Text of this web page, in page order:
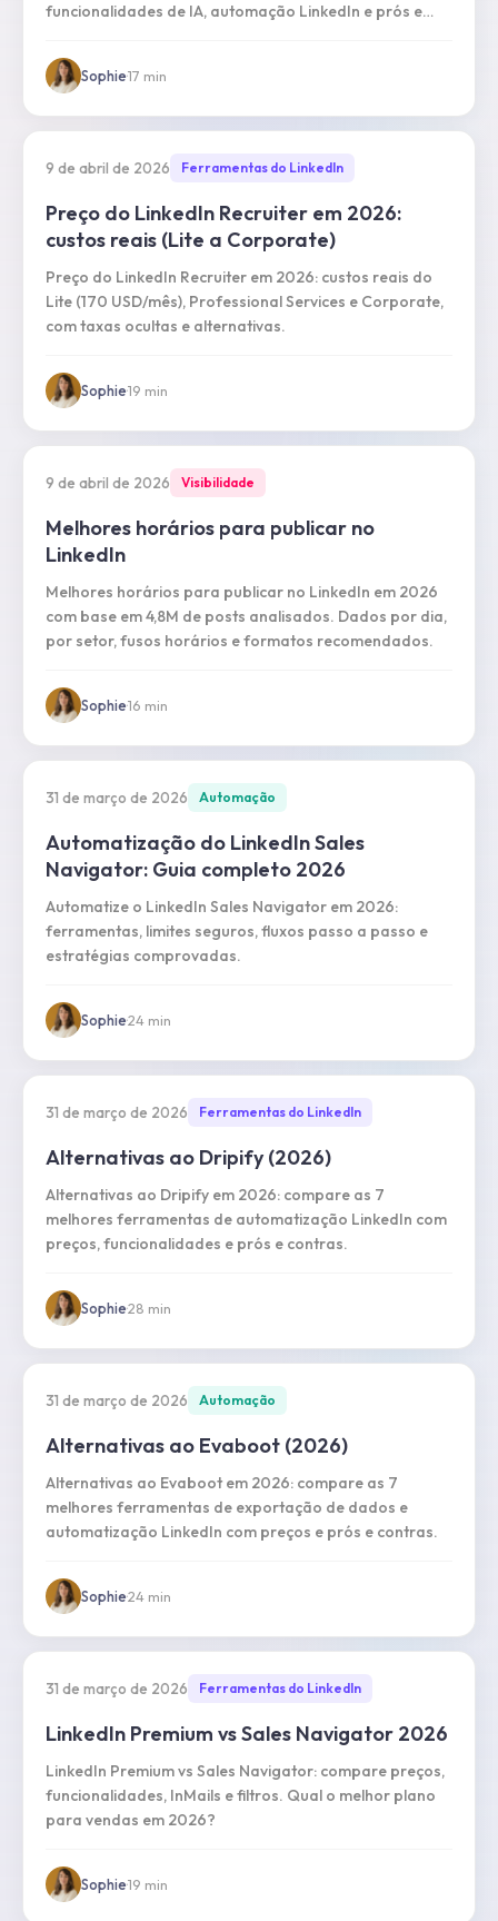
funcionalidades de IA, automação LinkedIn e prós e
Sophie·17 min
9 de abril de 2026 Ferramentas do LinkedIn
Preço do LinkedIn Recruiter em 2026:
custos reais (Lite a Corporate)
Preço do LinkedIn Recruiter em 2026: custos reais do
Lite (170 USD/mês), Professional Services e Corporate,
com taxas ocultas e alternativas.
Sophie·19 min
9 de abril de 2026 Visibilidade
Melhores horários para publicar no
LinkedIn
Melhores horários para publicar no LinkedIn em 2026
com base em 4,8M de posts analisados. Dados por dia,
por setor, fusos horários e formatos recomendados.
Sophie·16 min
31 de março de 2026 Automação
Automatização do LinkedIn Sales
Navigator: Guia completo 2026
Automatize o LinkedIn Sales Navigator em 2026:
ferramentas, limites seguros, fluxos passo a passo e
estratégias comprovadas.
Sophie·24 min
31 de março de 2026 Ferramentas do LinkedIn
Alternativas ao Dripify (2026)
Alternativas ao Dripify em 2026: compare as 7
melhores ferramentas de automatização LinkedIn com
preços, funcionalidades e prós e contras.
Sophie·28 min
31 de março de 2026 Automação
Alternativas ao Evaboot (2026)
Alternativas ao Evaboot em 2026: compare as 7
melhores ferramentas de exportação de dados e
automatização LinkedIn com preços e prós e contras.
Sophie·24 min
31 de março de 2026 Ferramentas do LinkedIn
LinkedIn Premium vs Sales Navigator 2026
LinkedIn Premium vs Sales Navigator: compare preços,
funcionalidades, InMails e filtros. Qual o melhor plano
para vendas em 2026?
Sophie·19 min